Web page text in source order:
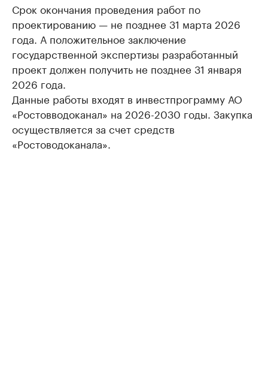
Срок окончания проведения работ по
проектированию — не позднее 31 марта 2026
года. А положительное заключение
государственной экспертизы разработанный
проект должен получить не позднее 31 января
2026 года.
Данные работы входят в инвестпрограмму АО
«Ростовводоканал» на 2026-2030 годы. Закупка
осуществляется за счет средств
«Ростоводоканала».